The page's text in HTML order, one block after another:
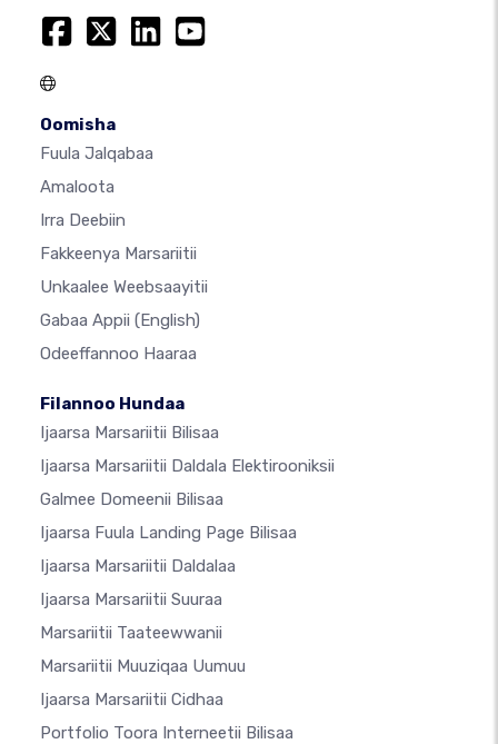
Oomisha
Fuula Jalqabaa
Amaloota
Irra Deebiin
Fakkeenya Marsariitii
Unkaalee Weebsaayitii
Gabaa Appii (English)
Odeeffannoo Haaraa
Filannoo Hundaa
Ijaarsa Marsariitii Bilisaa
Ijaarsa Marsariitii Daldala Elektirooniksii
Galmee Domeenii Bilisaa
Ijaarsa Fuula Landing Page Bilisaa
Ijaarsa Marsariitii Daldalaa
Ijaarsa Marsariitii Suuraa
Marsariitii Taateewwanii
Marsariitii Muuziqaa Uumuu
Ijaarsa Marsariitii Cidhaa
Portfolio Toora Interneetii Bilisaa